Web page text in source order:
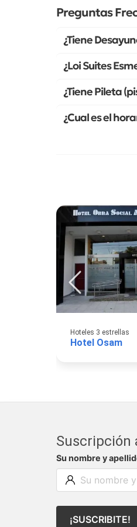
Preguntas
¿Tiene
¿Loi Suites
¿Tiene Pileta
¿Cual es el
Hoteles 3 estrellas
Hotel Osam
Suscripción
Su nombre y
¡SUSCRIBITE!